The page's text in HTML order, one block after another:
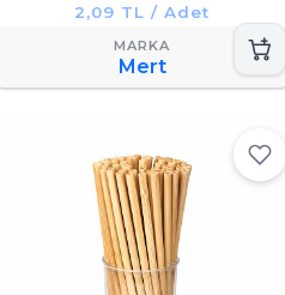
2,09 TL / Adet
Mert